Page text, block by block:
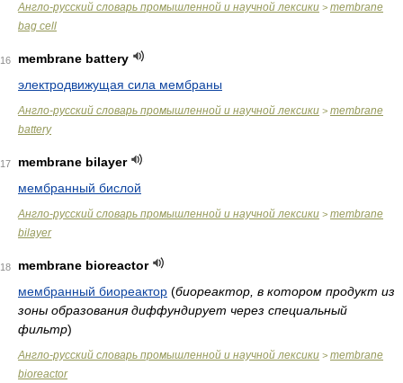
Англо-русский словарь промышленной и научной лексики > membrane
bag cell
16
membrane battery
электродвижущая сила мембраны
Англо-русский словарь промышленной и научной лексики > membrane
battery
17
membrane bilayer
мембранный бислой
Англо-русский словарь промышленной и научной лексики > membrane
bilayer
18
membrane bioreactor
мембранный биореактор (биореактор, в котором продукт из
зоны образования диффундирует через специальный
фильтр)
Англо-русский словарь промышленной и научной лексики > membrane
bioreactor